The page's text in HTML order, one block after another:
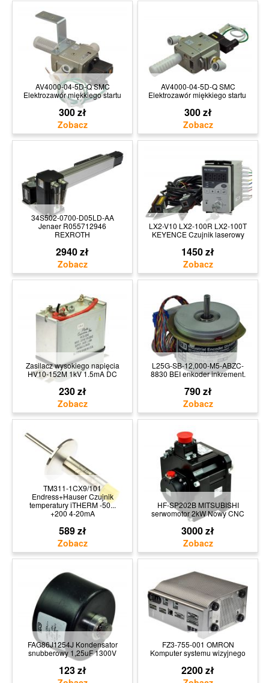
AV4000-04-5D-Q SMC
Elektrozawór miękkiego startu
300 zł
AV4000-04-5D-Q SMC
Elektrozawór miękkiego startu
300 zł
34S502-0700-D05LD-AA
Jenaer R055712946
REXROTH
2940 zł
LX2-V10 LX2-100R LX2-100T
KEYENCE Czujnik laserowy
1450 zł
Zasilacz wysokiego napięcia
HV10-152M 1kV 1.5mA DC
230 zł
L25G-SB-12,000-M5-ABZC-
8830 BEI enkoder inkrement.
790 zł
TM311-1CX9/101
Endress+Hauser Czujnik
temperatury iTHERM -50...
+200 4-20mA
589 zł
HF-SP202B MITSUBISHI
serwomotor 2kW Nowy CNC
3000 zł
FAG86J1254J Kondensator
snubberowy 1,25uF 1300V
123 zł
FZ3-755-001 OMRON
Komputer systemu wizyjnego
2200 zł